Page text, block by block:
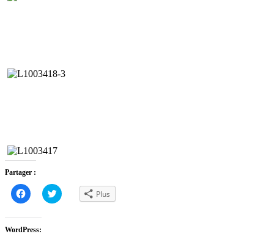
Partager :
Cliquez
pour
partager
Facebook(ouvre
dans
une
Cliquez
pour Plus
WordPress: